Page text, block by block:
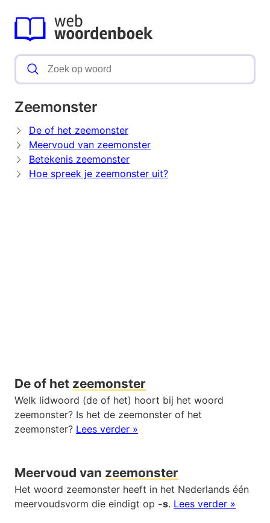
Zeemonster
De of het zeemonster
Meervoud van zeemonster
Betekenis zeemonster
Hoe spreek je zeemonster uit?
De of het zeemonster
Welk lidwoord (de of het) hoort bij het woord
zeemonster? Is het de zeemonster of het
zeemonster? Lees verder »
Meervoud van zeemonster
Het woord zeemonster heeft in het Nederlands één
meervoudsvorm die eindigt op -s. Lees verder »